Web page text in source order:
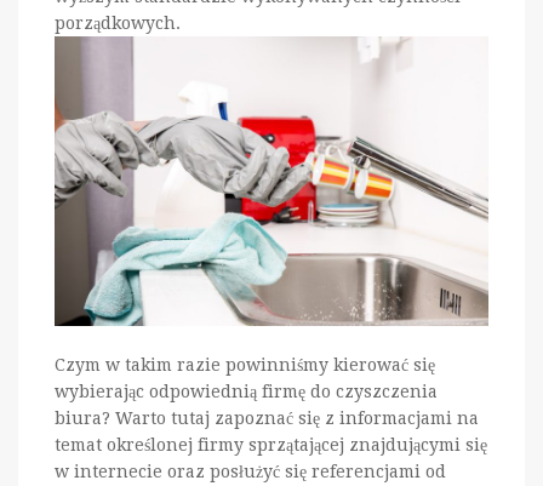
porządkowych.
Czym w takim razie powinniśmy kierować się
wybierając odpowiednią firmę do czyszczenia
biura? Warto tutaj zapoznać się z informacjami na
temat określonej firmy sprzątającej znajdującymi się
w internecie oraz posłużyć się referencjami od